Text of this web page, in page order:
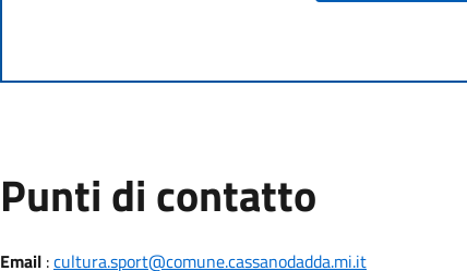
Punti di contatto
Email:cultura.sport@comune.cassanodadda.mi.it